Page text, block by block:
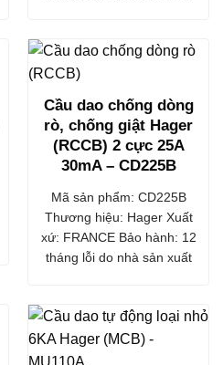
Cầu dao chống dòng
rò, chống giật Hager
(RCCB) 2 cực 25A
30mA – CD225B
Mã sản phẩm: CD225B
Thương hiệu: Hager Xuất
xứ: FRANCE Bảo hành: 12
tháng lỗi do nhà sản xuất